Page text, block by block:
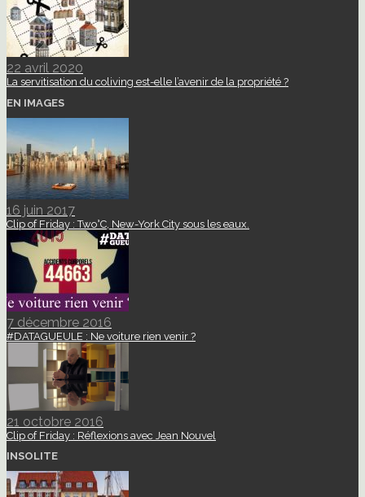
22 avril 2020
La servitisation du coliving est-elle l’avenir de la propriété ?
EN IMAGES
16 juin 2017
Clip of Friday : Two°C, New-York City sous les eaux.
7 décembre 2016
#DATAGUEULE : Ne voiture rien venir ?
21 octobre 2016
Clip of Friday : Réflexions avec Jean Nouvel
INSOLITE